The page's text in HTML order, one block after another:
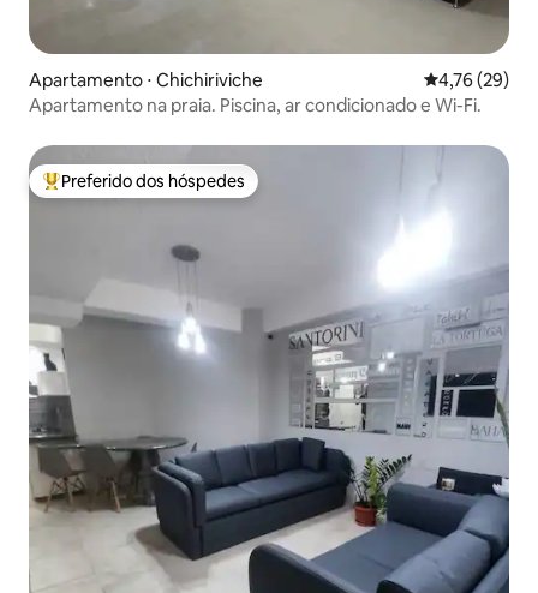
Apartamento ⋅ Chichiriviche 4,76 de uma
4,76 (29)
Apartamento na praia. Piscina, ar condicionado e Wi-Fi.
Entre os melhores preferidos dos hóspedes
Preferido dos hóspedes